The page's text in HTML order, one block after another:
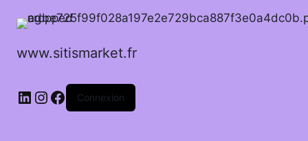
www.sitismarket.fr
LinkedIn
Instagram
Facebook
Connexion